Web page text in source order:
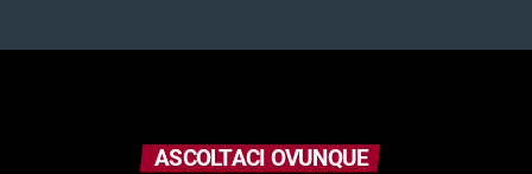
ASCOLTACI OVUNQUE